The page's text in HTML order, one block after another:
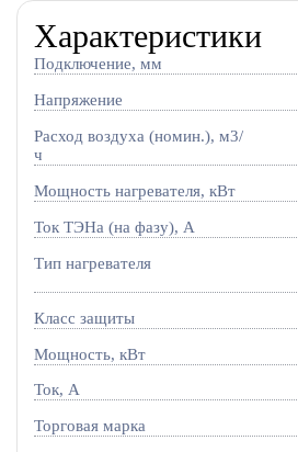
Характеристики
Подключение, мм
Напряжение
Расход воздуха (номин.), м3/
ч
Мощность нагревателя, кВт
Ток ТЭНа (на фазу), А
Тип нагревателя
Класс защиты
Мощность, кВт
Ток, A
Торговая марка